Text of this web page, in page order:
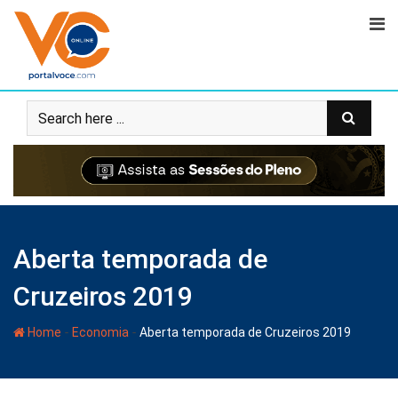
Aberta temporada de
Cruzeiros 2019
Home - Economia - Aberta temporada de Cruzeiros 2019